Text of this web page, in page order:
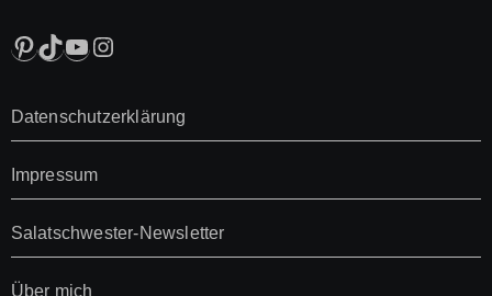
Pinterest
TikTok
YouTube
Instagram
Datenschutzerklärung
Impressum
Salatschwester-Newsletter
Über mich